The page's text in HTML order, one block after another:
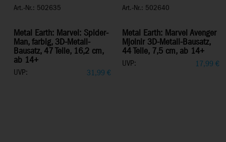
Art.-Nr.: 502635
Metal Earth: Marvel: Spider-
Man, farbig, 3D-Metall-
Bausatz, 47 Teile, 16,2 cm,
ab 14+
UVP: 31,99 €
Art.-Nr.: 502640
Metal Earth: Marvel Avenger
Mjolnir 3D-Metall-Bausatz,
44 Teile, 7,5 cm, ab 14+
UVP: 17,99 €